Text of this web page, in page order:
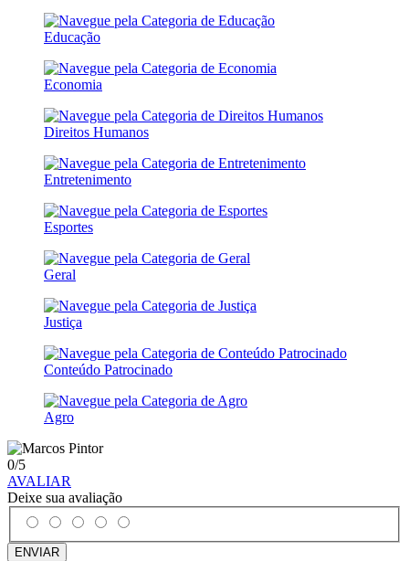
Educação
Economia
Direitos Humanos
Entretenimento
Esportes
Geral
Justiça
Conteúdo Patrocinado
Agro
0/5
AVALIAR
Deixe sua avaliação
ENVIAR